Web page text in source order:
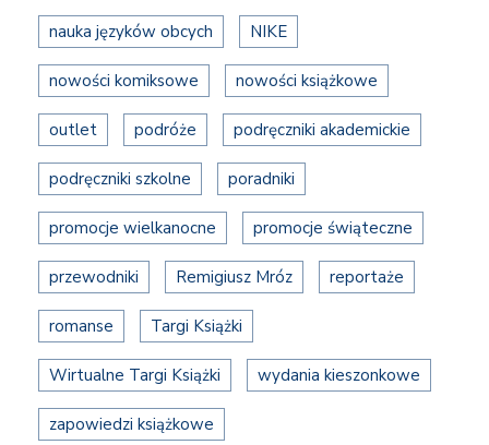
nauka języków obcych NIKE
nowości komiksowe nowości książkowe
outlet podróże podręczniki akademickie
podręczniki szkolne poradniki
promocje wielkanocne promocje świąteczne
przewodniki Remigiusz Mróz reportaże
romanse Targi Książki
Wirtualne Targi Książki wydania kieszonkowe
zapowiedzi książkowe